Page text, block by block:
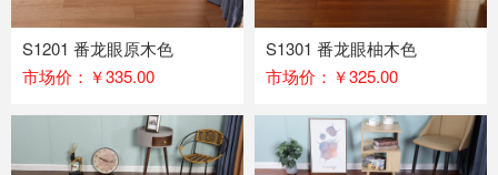
S1201 番龙眼原木色
市场价：￥335.00
S1301 番龙眼柚木色
市场价：￥325.00